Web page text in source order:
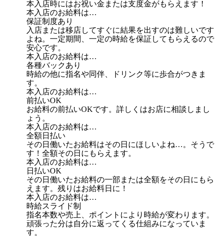
本入店時にはお祝い金または支度金がもらえます！
本入店のお給料は…
保証制度あり
入店または移店してすぐに結果を出すのは難しいです
よね。一定期間、一定の時給を保証してもらえるので
安心です。
本入店のお給料は…
各種バックあり
時給の他に指名や同伴、ドリンク等に歩合がつきま
す。
本入店のお給料は…
前払いOK
お給料の前払いOKです。詳しくはお店に相談しまし
ょう。
本入店のお給料は…
全額日払い
その日働いたお給料はその日にほしいよね…。そうで
す！全額その日にもらえます。
本入店のお給料は…
日払いOK
その日働いたお給料の一部または全額をその日にもら
えます。残りはお給料日に！
本入店のお給料は…
時給スライド制
指名本数や売上、ポイントにより時給が変わります。
頑張った分は自分に返ってくる仕組みになっていま
す。